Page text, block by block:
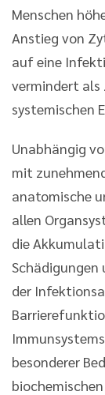
Menschen
Anstieg von
auf eine
vermindert als
systemischen
Unabhängig
mit
anatomische
allen
die
Schädigungen
der
besonderer